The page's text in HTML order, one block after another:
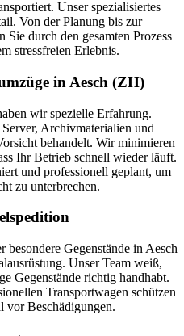
Unser spezialisiertes
Von der Planung bis zur
durch den gesamten Prozess
stressfreien Erlebnis.
in Aesch (ZH)
wir spezielle Erfahrung.
Archivmaterialien und
behandelt. Wir minimieren
Ihr Betrieb schnell wieder läuft.
und professionell geplant, um
zu unterbrechen.
Gegenstände in Aesch
Unser Team weiß,
Gegenstände richtig handhabt.
Transportwagen schützen
Beschädigungen.